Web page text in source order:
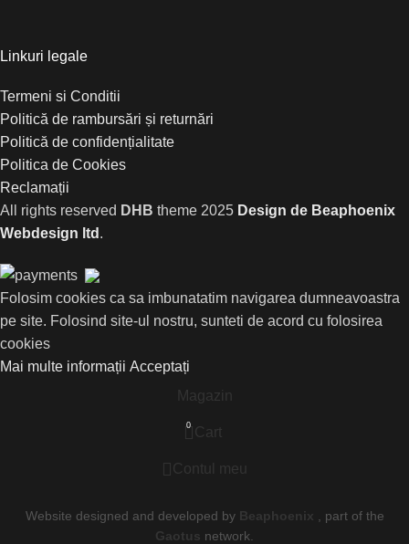
Linkuri legale
Termeni si Conditii
Politică de rambursări și returnări
Politică de confidențialitate
Politica de Cookies
Reclamații
All rights reserved DHB theme 2025 Design de Beaphoenix
Webdesign ltd .
Folosim cookies ca sa imbunatatim navigarea dumneavoastra
pe site. Folosind site-ul nostru, sunteti de acord cu folosirea
cookies
Mai multe informații Acceptați
Magazin
0 Cart
Contul meu
Website designed and developed by Beaphoenix
part of the
Gaotus network.